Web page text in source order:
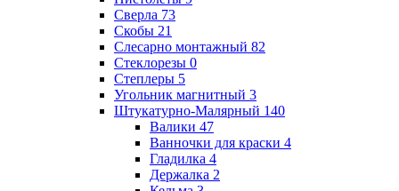
Сверла 73
Скобы 21
Слесарно монтажный 82
Стеклорезы 0
Степлеры 5
Угольник магнитный 3
Штукатурно-Малярный 140
Валики 47
Ванночки для краски 4
Гладилка 4
Держалка 2